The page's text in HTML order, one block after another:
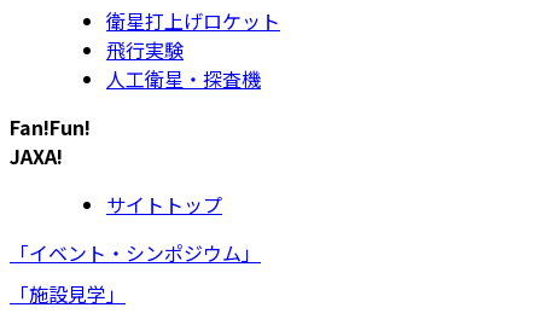
衛星打上げロケット
飛行実験
人工衛星・探査機
Fan!Fun!
JAXA!
サイトトップ
「イベント・シンポジウム」
「施設見学」